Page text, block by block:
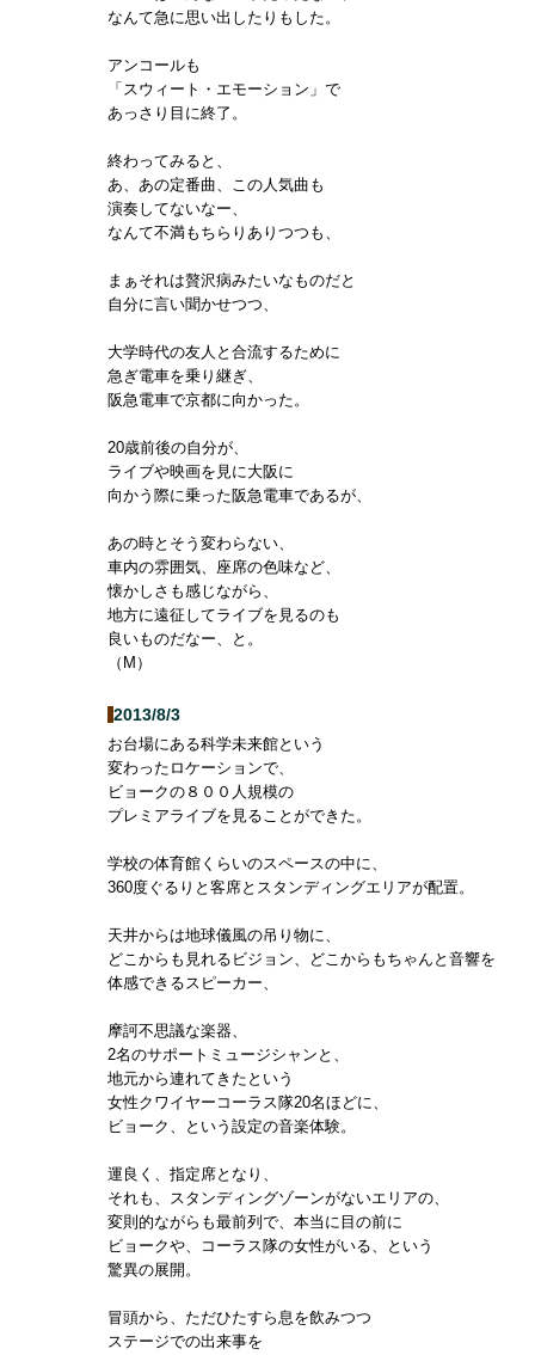
なんて急に思い出したりもした。
アンコールも
「スウィート・エモーション」で
あっさり目に終了。
終わってみると、
あ、あの定番曲、この人気曲も
演奏してないなー、
なんて不満もちらりありつつも、
まぁそれは贅沢病みたいなものだと
自分に言い聞かせつつ、
大学時代の友人と合流するために
急ぎ電車を乗り継ぎ、
阪急電車で京都に向かった。
20歳前後の自分が、
ライブや映画を見に大阪に
向かう際に乗った阪急電車であるが、
あの時とそう変わらない、
車内の雰囲気、座席の色味など、
懐かしさも感じながら、
地方に遠征してライブを見るのも
良いものだなー、と。
（M）
2013/8/3
お台場にある科学未来館という
変わったロケーションで、
ビョークの８００人規模の
プレミアライブを見ることができた。
学校の体育館くらいのスペースの中に、
360度ぐるりと客席とスタンディングエリアが配置。
天井からは地球儀風の吊り物に、
どこからも見れるビジョン、どこからもちゃんと音響を
体感できるスピーカー、
摩訶不思議な楽器、
2名のサポートミュージシャンと、
地元から連れてきたという
女性クワイヤーコーラス隊20名ほどに、
ビョーク、という設定の音楽体験。
運良く、指定席となり、
それも、スタンディングゾーンがないエリアの、
変則的ながらも最前列で、本当に目の前に
ビョークや、コーラス隊の女性がいる、という
驚異の展開。
冒頭から、ただひたすら息を飲みつつ
ステージでの出来事を